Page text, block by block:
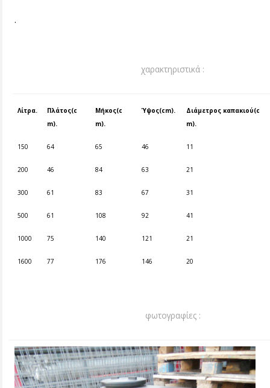
.
χαρακτηριστικά :
Λίτρα.
Πλάτος(c
m).
Μήκος(c
m).
Ύψος(cm).
Διάμετρος καπακιού(c
m).
150 64 65 46 11
200 46 84 63 21
300 61 83 67 31
500 61 108 92 41
1000 75 140 121 21
1600 77 176 146 20
φωτογραφίες :